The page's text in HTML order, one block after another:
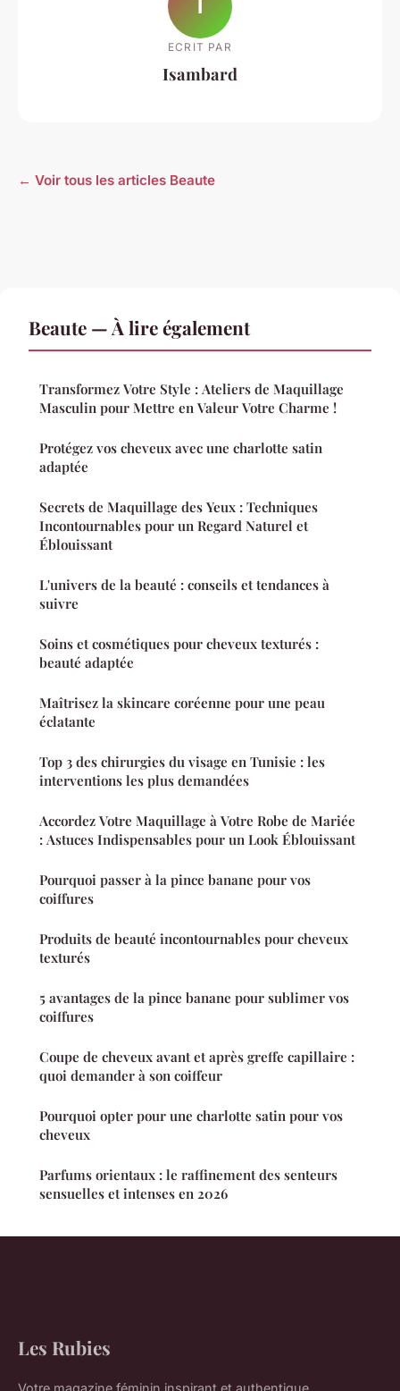
I
ECRIT PAR
Isambard
← Voir tous les articles Beaute
Beaute — À lire également
Transformez Votre Style : Ateliers de Maquillage
Masculin pour Mettre en Valeur Votre Charme !
Protégez vos cheveux avec une charlotte satin
adaptée
Secrets de Maquillage des Yeux : Techniques
Incontournables pour un Regard Naturel et
Éblouissant
L'univers de la beauté : conseils et tendances à
suivre
Soins et cosmétiques pour cheveux texturés :
beauté adaptée
Maîtrisez la skincare coréenne pour une peau
éclatante
Top 3 des chirurgies du visage en Tunisie : les
interventions les plus demandées
Accordez Votre Maquillage à Votre Robe de Mariée
: Astuces Indispensables pour un Look Éblouissant
Pourquoi passer à la pince banane pour vos
coiffures
Produits de beauté incontournables pour cheveux
texturés
5 avantages de la pince banane pour sublimer vos
coiffures
Coupe de cheveux avant et après greffe capillaire :
quoi demander à son coiffeur
Pourquoi opter pour une charlotte satin pour vos
cheveux
Parfums orientaux : le raffinement des senteurs
sensuelles et intenses en 2026
Les Rubies
Votre magazine féminin inspirant et authentique